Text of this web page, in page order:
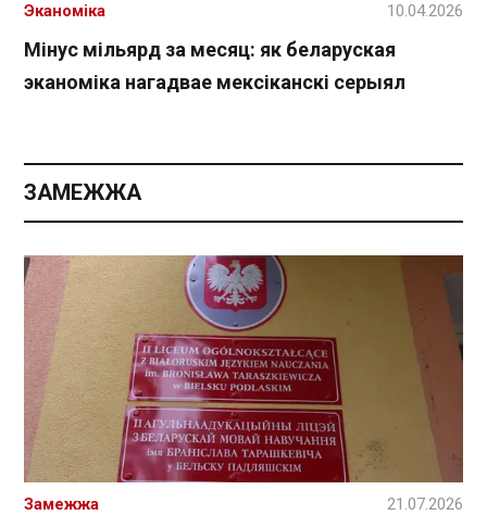
Мінус мільярд за месяц: як беларуская
эканоміка нагадвае мексіканскі серыял
Эканоміка 10.04.2026
ЗАМЕЖЖА
Замежжа 21.07.2026